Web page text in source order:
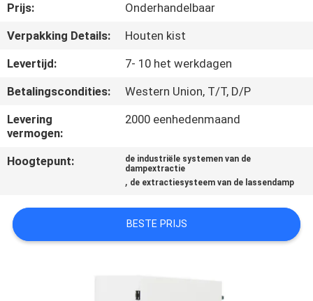
NEEM
CONTACT
ONS
OP
EEN
AANVRAGEN
Prijs:
Onderhandelbaar
Verpakking Details:
Houten kist
Levertijd:
7- 10 het werkdagen
Betalingscondities:
Western Union, T/T, D/P
Levering
vermogen:
2000 eenhedenmaand
Hoogtepunt:
de industriële systemen van de
dampextractie
, de extractiesysteem van de lassendamp
BESTE PRIJS